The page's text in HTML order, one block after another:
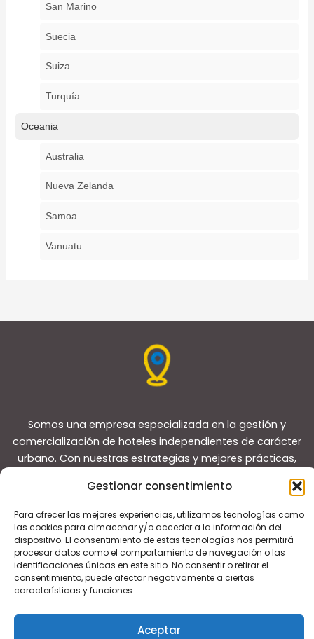
Gestionar consentimiento
Para ofrecer las mejores experiencias, utilizamos tecnologías como
las cookies para almacenar y/o acceder a la información del
dispositivo. El consentimiento de estas tecnologías nos permitirá
procesar datos como el comportamiento de navegación o las
identificaciones únicas en este sitio. No consentir o retirar el
consentimiento, puede afectar negativamente a ciertas
características y funciones.
Aceptar
San Marino
Suecia
Suiza
Turquía
Oceania
Australia
Nueva Zelanda
Samoa
Vanuatu
Somos una empresa especializada en la gestión y
comercialización de hoteles independientes de carácter
urbano. Con nuestras estrategias y mejores prácticas,
sus competidores y convertirlos en líderes del mercado
local.
Copyright © 2026 Guías de viaje